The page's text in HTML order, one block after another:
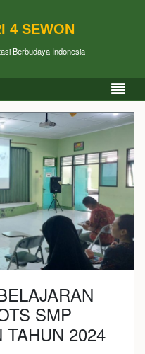
4 SEWON
Berbudaya Indonesia
SMP
2024